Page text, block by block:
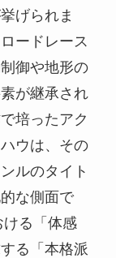
げられま
ードレース
御や地形の
が継承され
培ったアク
ウは、その
ルのタイト
な側面で
る「体感
る「本格派